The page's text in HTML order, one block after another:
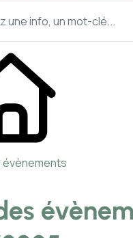
évènements